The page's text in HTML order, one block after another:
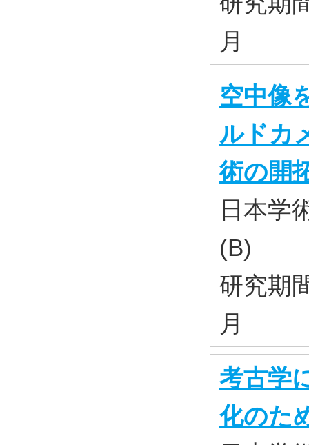
月
空中像
ルドカ
術の開
日本学
(B)
研究期
月
考古学
化のた